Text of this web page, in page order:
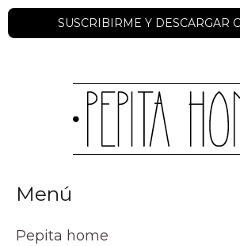
Menú
Pepita home